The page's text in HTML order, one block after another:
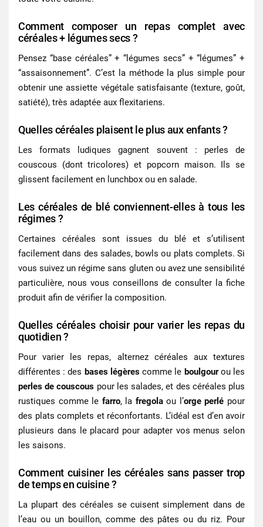
Comment composer un repas complet avec
céréales + légumes secs ?
Pensez “base céréales” + “légumes secs” + “légumes” +
“assaisonnement”. C’est la méthode la plus simple pour
obtenir une assiette végétale satisfaisante (texture, goût,
satiété), très adaptée aux flexitariens.
Quelles céréales plaisent le plus aux enfants ?
Les formats ludiques gagnent souvent : perles de
couscous (dont tricolores) et popcorn maison. Ils se
glissent facilement en lunchbox ou en salade.
Les céréales de blé conviennent-elles à tous les
régimes ?
Certaines céréales sont issues du blé et s’utilisent
facilement dans des salades, bowls ou plats complets. Si
vous suivez un régime sans gluten ou avez une sensibilité
particulière, nous vous conseillons de consulter la fiche
produit afin de vérifier la composition.
Quelles céréales choisir pour varier les repas du
quotidien ?
Pour varier les repas, alternez céréales aux textures
différentes : des bases légèrescomme le boulgour ou les
perles de couscous pour les salades, et des céréales plus
rustiques comme le farro, la fregolaou l’orge perlé pour
des plats complets et réconfortants. L’idéal est d’en avoir
plusieurs dans le placard pour adapter vos menus selon
les saisons.
Comment cuisiner les céréales sans passer trop
de temps en cuisine ?
La plupart des céréales se cuisent simplement dans de
l’eau ou un bouillon, comme des pâtes ou du riz. Pour